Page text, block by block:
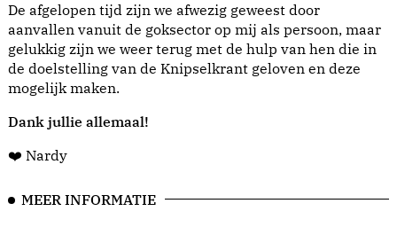
De afgelopen tijd zijn we afwezig geweest door
aanvallen vanuit de goksector op mij als persoon, maar
gelukkig zijn we weer terug met de hulp van hen die in
de doelstelling van de Knipselkrant geloven en deze
mogelijk maken.
Dank jullie allemaal!
❤️ Nardy
MEER INFORMATIE